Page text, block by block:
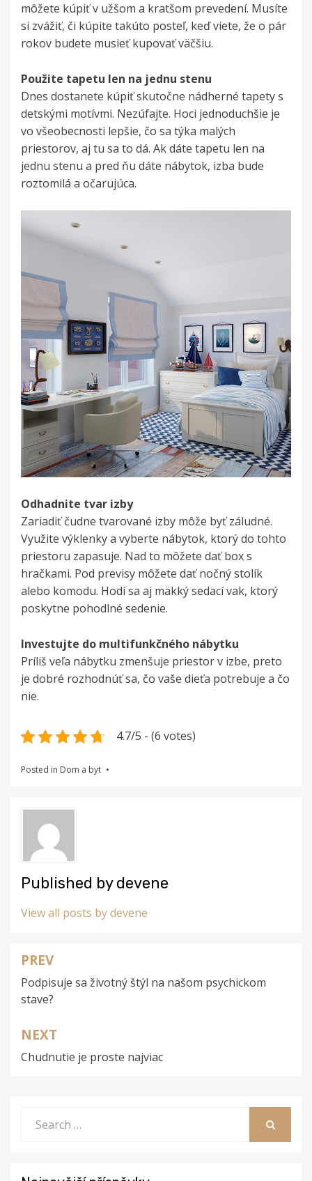
môžete kúpiť v užšom a kratšom prevedení. Musíte
si zvážiť, či kúpite takúto posteľ, keď viete, že o pár
rokov budete musieť kupovať väčšiu.
Použite tapetu len na jednu stenu
Dnes dostanete kúpiť skutočne nádherné tapety s
detskými motívmi. Nezúfajte. Hoci jednoduchšie je
vo všeobecnosti lepšie, čo sa týka malých
priestorov, aj tu sa to dá. Ak dáte tapetu len na
jednu stenu a pred ňu dáte nábytok, izba bude
roztomilá a očarujúca.
Odhadnite tvar izby
Zariadiť čudne tvarované izby môže byť záludné.
Využite výklenky a vyberte nábytok, ktorý do tohto
priestoru zapasuje. Nad to môžete dať box s
hračkami. Pod previsy môžete dať nočný stolík
alebo komodu. Hodí sa aj mäkký sedací vak, ktorý
poskytne pohodlné sedenie.
Investujte do multifunkčného nábytku
Príliš veľa nábytku zmenšuje priestor v izbe, preto
je dobré rozhodnúť sa, čo vaše dieťa potrebuje a čo
nie.
4.7/5 - (6 votes)
Posted in Dom a byt
Published bydevene
View all posts by devene
Navigace
pro
příspěvek
PREV
Podpisuje sa životný štýl na našom psychickom
stave?
NEXT
Chudnutie je proste najviac
for: